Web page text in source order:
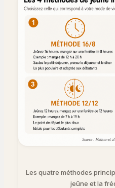
Les quatre méthodes
jeûne et la